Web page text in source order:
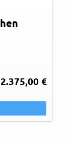
2.375,00 €